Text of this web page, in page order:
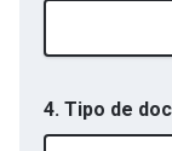
4. Tipo de